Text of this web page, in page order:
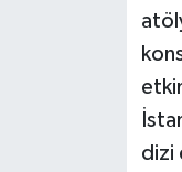
dizi